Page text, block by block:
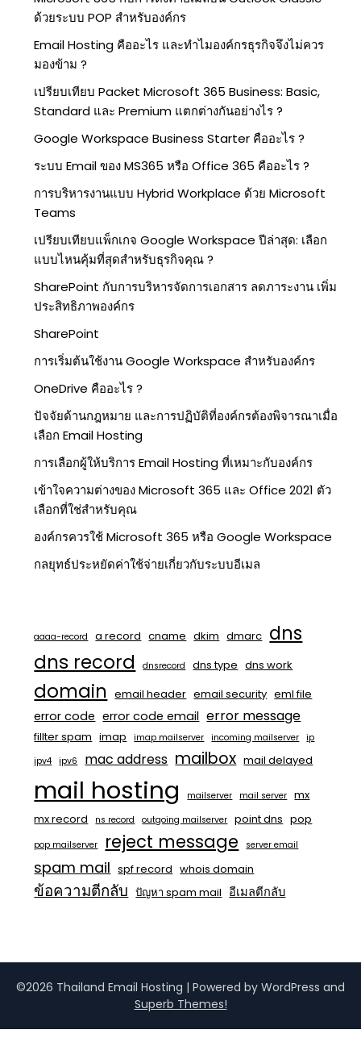
ด้วยระบบ POP สำหรับองค์กร
Email Hosting คืออะไร และทำไมองค์กรธุรกิจจึงไม่ควร
มองข้าม ?
เปรียบเทียบ Packet Microsoft 365 Business: Basic,
Standard และ Premium แตกต่างกันอย่างไร ?
Google Workspace Business Starter คืออะไร ?
ระบบ Email ของ MS365 หรือ Office 365 คืออะไร ?
การบริหารงานแบบ Hybrid Workplace ด้วย Microsoft
Teams
เปรียบเทียบแพ็กเกจ Google Workspace ปีล่าสุด: เลือก
แบบไหนคุ้มที่สุดสำหรับธุรกิจคุณ ?
SharePoint กับการบริหารจัดการเอกสาร ลดภาระงาน เพิ่ม
ประสิทธิภาพองค์กร
SharePoint
การเริ่มต้นใช้งาน Google Workspace สำหรับองค์กร
OneDrive คืออะไร ?
ปัจจัยด้านกฎหมาย และการปฏิบัติที่องค์กรต้องพิจารณาเมื่อ
เลือก Email Hosting
การเลือกผู้ให้บริการ Email Hosting ที่เหมาะกับองค์กร
เข้าใจความต่างของ Microsoft 365 และ Office 2021 ตัว
เลือกที่ใช่สำหรับคุณ
องค์กรควรใช้ Microsoft 365 หรือ Google Workspace
กลยุทธ์ประหยัดค่าใช้จ่ายเกี่ยวกับระบบอีเมล
aaaa-record a record cname dkim dmarc dns
dns record
dnsrecord dns type dns work
domain email header email security eml file
error code error code email error message
fillter spam imap imap mailserver incoming mailserver
ip
ipv4
ipv6 mac address mailbox mail delayed
mail hosting mailserver mail server
mx
mx record
ns record outgoing mailserver point dns pop
pop mailserver reject message server email
spam mail spf record whois domain
ข้อความตีกลับ ปัญหา spam mail อีเมลตีกลับ
©2026 Thailand Email Hosting | Powered by WordPress and
Superb Themes!